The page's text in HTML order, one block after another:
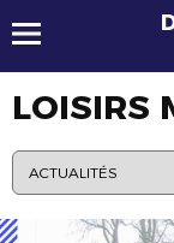
LOISIRS